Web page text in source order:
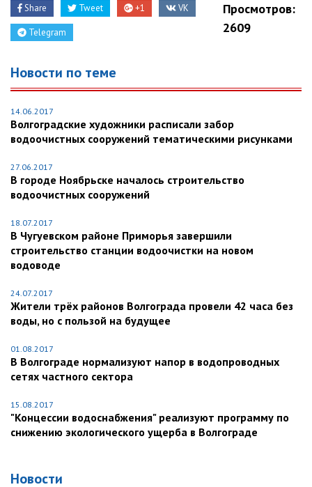
Share Tweet +1 VK
Telegram
Просмотров:
2609
Новости по теме
14.06.2017
Волгоградские художники расписали забор
водоочистных сооружений тематическими рисунками
27.06.2017
В городе Ноябрьске началось строительство
водоочистных сооружений
18.07.2017
В Чугуевском районе Приморья завершили
строительство станции водоочистки на новом
водоводе
24.07.2017
Жители трёх районов Волгограда провели 42 часа без
воды, но с пользой на будущее
01.08.2017
В Волгограде нормализуют напор в водопроводных
сетях частного сектора
15.08.2017
"Концессии водоснабжения" реализуют программу по
снижению экологического ущерба в Волгограде
Новости